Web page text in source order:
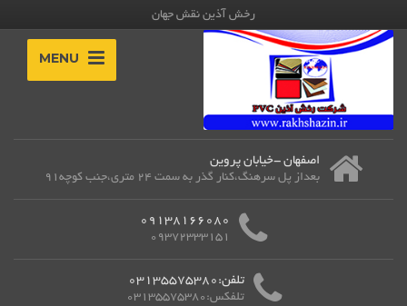
رخش آذین نقش جهان
MENU
اصفهان -خیابان پروین
بعداز پل سرهنگ،کنار گذر به سمت 24 متری،جنب کوچه91
09138166080
09372333151
تلفن:03135575380
تلفکس:03135575380